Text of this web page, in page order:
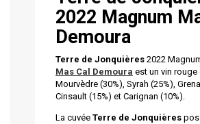
2022 Magnum
Demoura
Terre de Jonquières2022
Mas Cal Demoura est un vin
Mourvèdre (30%), Syrah (25%),
Cinsault (15%) et Carignan (10%).
La cuvée Terre de Jonquières